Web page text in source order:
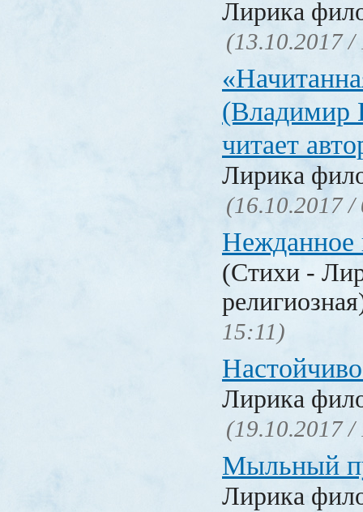
Лирика
(13.10.2017 /
(Владимир
читает
Лирика
(16.10.2017 /
Нежданное
(Стихи -
15:11)
Лирика
(19.10.2017 /
Мыльный
Лирика